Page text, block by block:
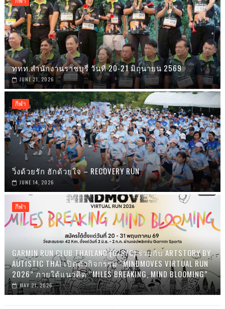
ททท.สำนักงานราชบุรี วันที่ 20-21 มิถุนายน 2569
JUNE 21, 2026
กีฬา
วิ่งด้วยรัก ฮักด้วยใจ – RECOVERY RUN
JUNE 14, 2026
กีฬา
GARMIN RUN CLUB THAILAND (G/R/C) ร่วมกับ ARTSTORY BY
AUTISTIC THAI เปิดตัวกิจกรรม “MINDMOVES VIRTUAL RUN
2026” ภายใต้แนวคิด “MILES BREAKING, MIND BLOOMING”
MAY 21, 2026